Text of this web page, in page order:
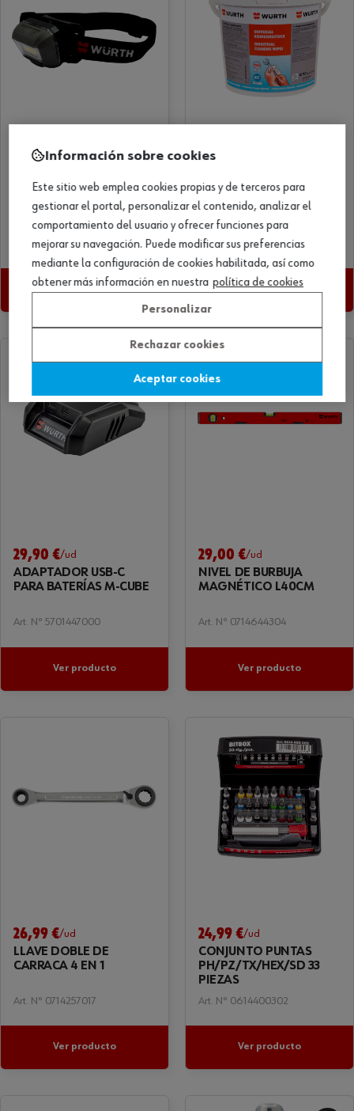
FRONTAL LED
ERGOPOWER CON
SENSOR 280LM 5V 3W
Art. Nº 0827809638
PAÑOS DE
LIMPIAMANOS
UNIVERSAL 90
UNIDADES
Art. Nº 0890900902
Ver producto
29,90 €/ud
ADAPTADOR USB-C
PARA BATERÍAS M-CUBE
Art. Nº 5701447000
Ver producto
29,00 €/ud
NIVEL DE BURBUJA
MAGNÉTICO L40CM
Art. Nº 0714644304
Ver producto
26,99 €/ud
LLAVE DOBLE DE
CARRACA 4 EN 1
Art. Nº 0714257017
Ver producto
24,99 €/ud
CONJUNTO PUNTAS
PH/PZ/TX/HEX/SD 33
PIEZAS
Art. Nº 0614400302
Ver producto
Información sobre cookies
Este sitio web emplea cookies propias y de terceros para
gestionar el portal, personalizar el contenido, analizar el
comportamiento del usuario y ofrecer funciones para
mejorar su navegación. Puede modificar sus preferencias
mediante la configuración de cookies habilitada, así como
obtener más información en nuestra política de cookies
Personalizar
Rechazar cookies
Aceptar cookies